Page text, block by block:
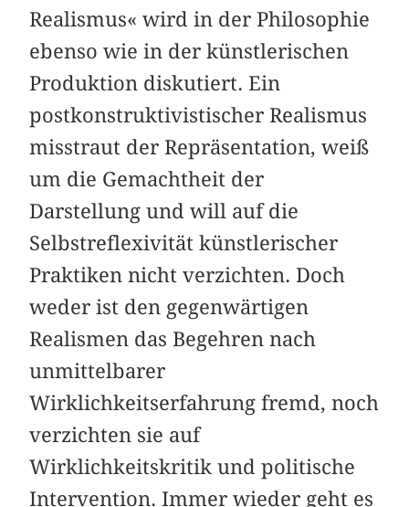
Realismus« wird in der Philosophie
ebenso wie in der künstlerischen
Produktion diskutiert. Ein
postkonstruktivistischer Realismus
misstraut der Repräsentation, weiß
um die Gemachtheit der
Darstellung und will auf die
Selbstreflexivität künstlerischer
Praktiken nicht verzichten. Doch
weder ist den gegenwärtigen
Realismen das Begehren nach
unmittelbarer
Wirklichkeitserfahrung fremd, noch
verzichten sie auf
Wirklichkeitskritik und politische
Intervention. Immer wieder geht es